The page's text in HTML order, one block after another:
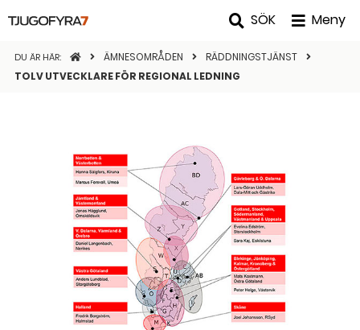
SÖK Meny
DU ÄR HÄR: STARTSIDANÄMNESOMRÅDEN
RÄDDNINGSTJÄNST
TOLV UTVECKLARE FÖR REGIONAL LEDNING